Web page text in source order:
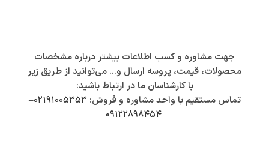
جهت مشاوره و کسب اطلاعات بیشتر درباره مشخصات
محصولات، قیمت، پروسه ارسال و… می‌توانید از طریق زیر
با کارشناسان ما در ارتباط باشید:
تماس مستقیم با واحد مشاوره و فروش: ۰۲۱۹۱۰۰۵۳۵۳–
۰۹۱۲۲۸۹۸۴۵۴